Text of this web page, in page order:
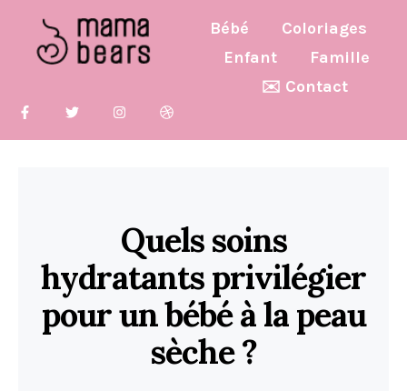
Bébé
Coloriages
Enfant
Famille
✉️ Contact
Quels soins
hydratants privilégier
pour un bébé à la peau
sèche ?